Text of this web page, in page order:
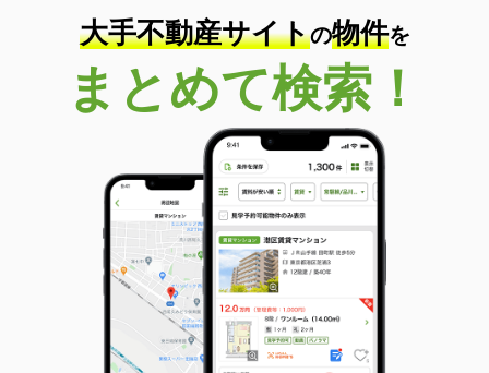
大手不動産サイトの物件を
まとめて検索！